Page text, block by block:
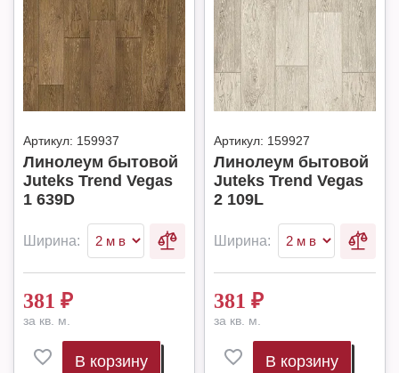
Артикул: 159937
Линолеум бытовой
Juteks Trend Vegas
1 639D
Ширина:
381 ₽
за кв. м.
В корзину
Артикул: 159927
Линолеум бытовой
Juteks Trend Vegas
2 109L
Ширина:
381 ₽
за кв. м.
В корзину